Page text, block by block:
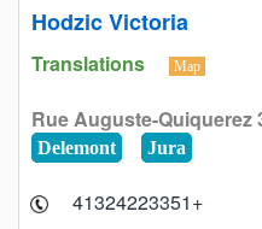
Hodzic Victoria
Translations Map
Rue Auguste-Quiquerez
Delemont Jura
+41324223351